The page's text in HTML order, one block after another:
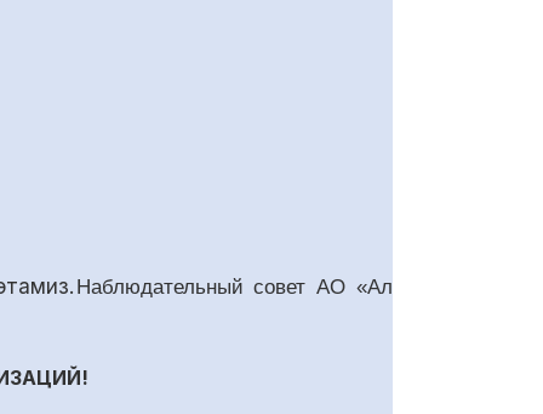
Наблюдательный совет АО «Алмалыкский